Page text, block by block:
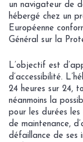
un navigateur de
hébergé chez un
Européenne
Général sur la
L’objectif est
d’accessibilité.
24 heures sur 24,
néanmoins la
pour les durées
de maintenance,
défaillance de ses